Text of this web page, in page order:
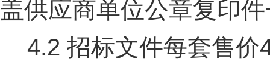
盖供应商单位公章复印
4.2 招标文件每套售价